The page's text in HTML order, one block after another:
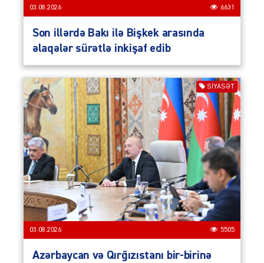
03.08.2026 6631
Son illərdə Bakı ilə Bişkek arasında
əlaqələr sürətlə inkişaf edib
SIYASƏT
03.08.2026 5505
Azərbaycan və Qırğızıstanı bir-birinə